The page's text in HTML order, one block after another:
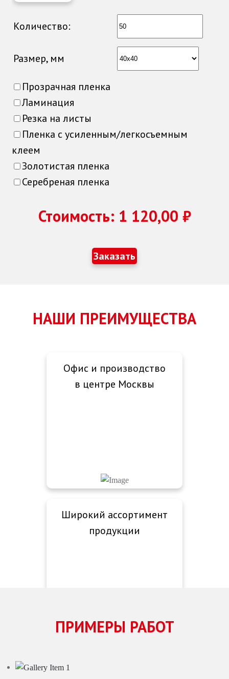
Количество:
Размер, мм
Прозрачная пленка
Ламинация
Резка на листы
Пленка с усиленным/легкосъемным
клеем
Золотистая пленка
Серебреная пленка
Стоимость: 1 120,00 ₽
Заказать
НАШИ ПРЕИМУЩЕСТВА
Офис и производство
в центре Москвы
Широкий ассортимент
продукции
ПРИМЕРЫ РАБОТ